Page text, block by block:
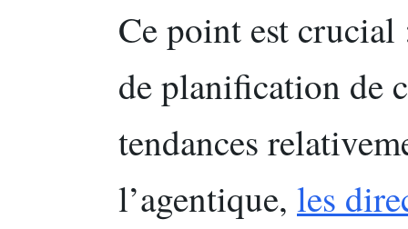
Ce point est crucial
de planification de
tendances
l’agentique, les